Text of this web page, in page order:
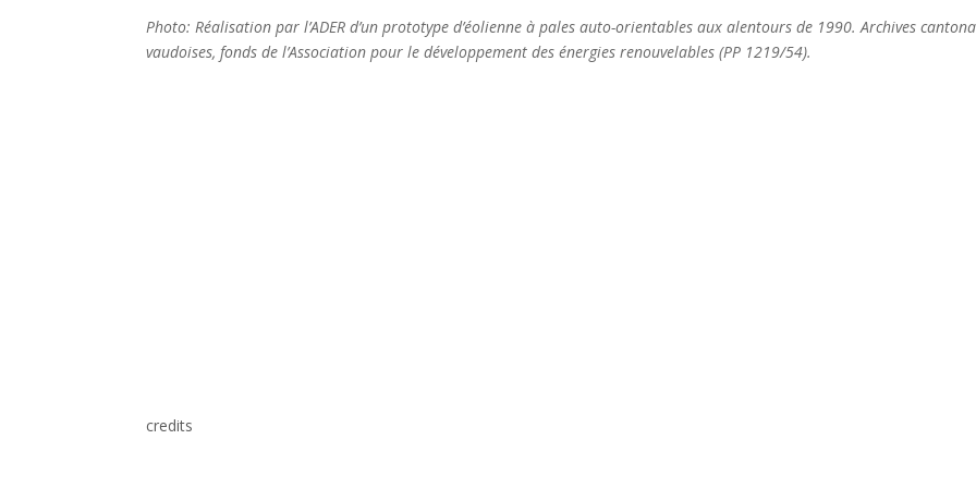
Photo: Réalisation par l’ADER d’un prototype d’éolienne à pales auto-orientables aux alentours de 1990. Archives
vaudoises, fonds de l’Association pour le développement des énergies renouvelables (PP 1219/54).
credits